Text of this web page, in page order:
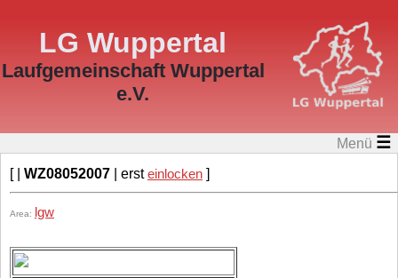
LG Wuppertal
Laufgemeinschaft Wuppertal
e.V.
Menü ☰
[ | WZ08052007 | ersteinlocken ]
Area: lgw